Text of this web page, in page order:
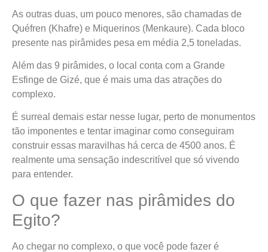
As outras duas, um pouco menores, são chamadas de
Quéfren (Khafre) e Miquerinos (Menkaure). Cada bloco
presente nas pirâmides pesa em média 2,5 toneladas.
Além das 9 pirâmides, o local conta com a Grande
Esfinge de Gizé, que é mais uma das atrações do
complexo.
É surreal demais estar nesse lugar, perto de monumentos
tão imponentes e tentar imaginar como conseguiram
construir essas maravilhas há cerca de 4500 anos. É
realmente uma sensação indescritível que só vivendo
para entender.
O que fazer nas pirâmides do
Egito?
Ao chegar no complexo, o que você pode fazer é